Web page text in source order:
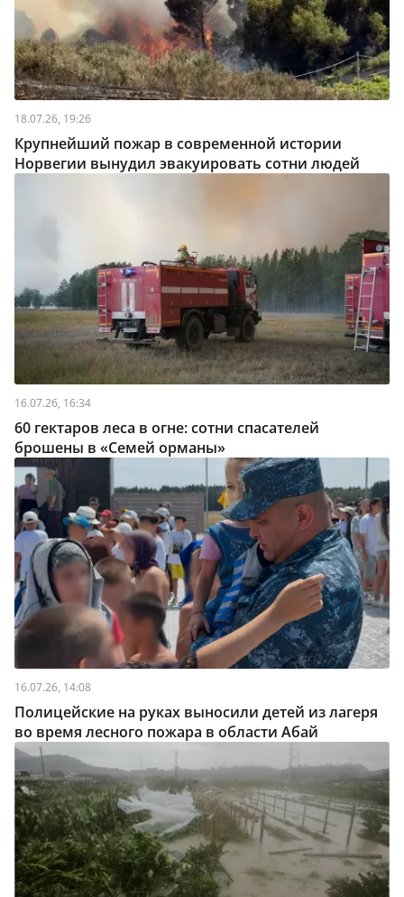
18.07.26, 19:26
Крупнейший пожар в современной истории
Норвегии вынудил эвакуировать сотни людей
16.07.26, 16:34
60 гектаров леса в огне: сотни спасателей
брошены в «Семей орманы»
16.07.26, 14:08
Полицейские на руках выносили детей из лагеря
во время лесного пожара в области Абай